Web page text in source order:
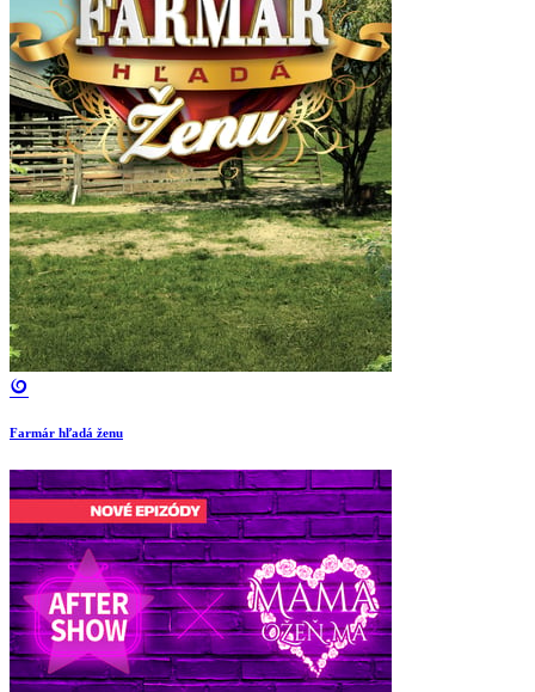
Farmár hľadá ženu